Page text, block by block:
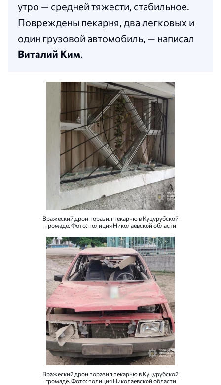
утро — средней тяжести, стабильное.
Повреждены пекарня, два легковых и
один грузовой автомобиль, — написал
Виталий Ким.
Вражеский дрон поразил пекарню в Куцурубской
громаде. Фото: полиция Николаевской области
Вражеский дрон поразил пекарню в Куцурубской
громаде. Фото: полиция Николаевской области